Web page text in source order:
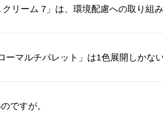
リーム 7」は、環境配慮への取り組
ーマルチパレット」は1色展開しかな
ですが。